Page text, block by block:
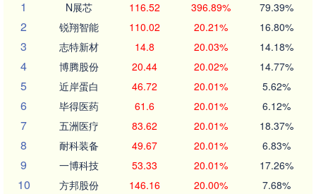
1
N展芯 116.52 396.89% 79.39%
2 锐翔智能 110.02 20.21% 16.80%
3 志特新材 14.8 20.03% 14.18%
4 博腾股份 20.44 20.02% 14.77%
5 近岸蛋白 46.72 20.01% 5.62%
6 毕得医药 61.6 20.01% 6.12%
7 五洲医疗 83.62 20.01% 18.37%
8 耐科装备 49.67 20.01% 6.83%
9 一博科技 53.33 20.01% 17.26%
10 方邦股份 146.16 20.00% 7.68%